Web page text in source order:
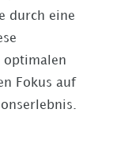
durch eine
optimalen
Fokus auf